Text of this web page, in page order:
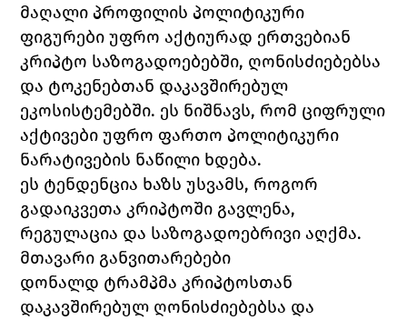
მაღალი პროფილის პოლიტიკური
ფიგურები უფრო აქტიურად ერთვებიან
კრიპტო საზოგადოებებში, ღონისძიებებსა
და ტოკენებთან დაკავშირებულ
ეკოსისტემებში. ეს ნიშნავს, რომ ციფრული
აქტივები უფრო ფართო პოლიტიკური
ნარატივების ნაწილი ხდება.
ეს ტენდენცია ხაზს უსვამს, როგორ
გადაიკვეთა კრიპტოში გავლენა,
რეგულაცია და საზოგადოებრივი აღქმა.
მთავარი განვითარებები
დონალდ ტრამპმა კრიპტოსთან
დაკავშირებულ ღონისძიებებსა და